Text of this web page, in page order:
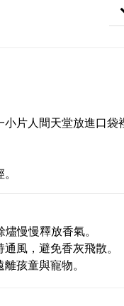
片人間天堂放進口袋
慢慢釋放香氣。
風，避免香灰飛散。
孩童與寵物。